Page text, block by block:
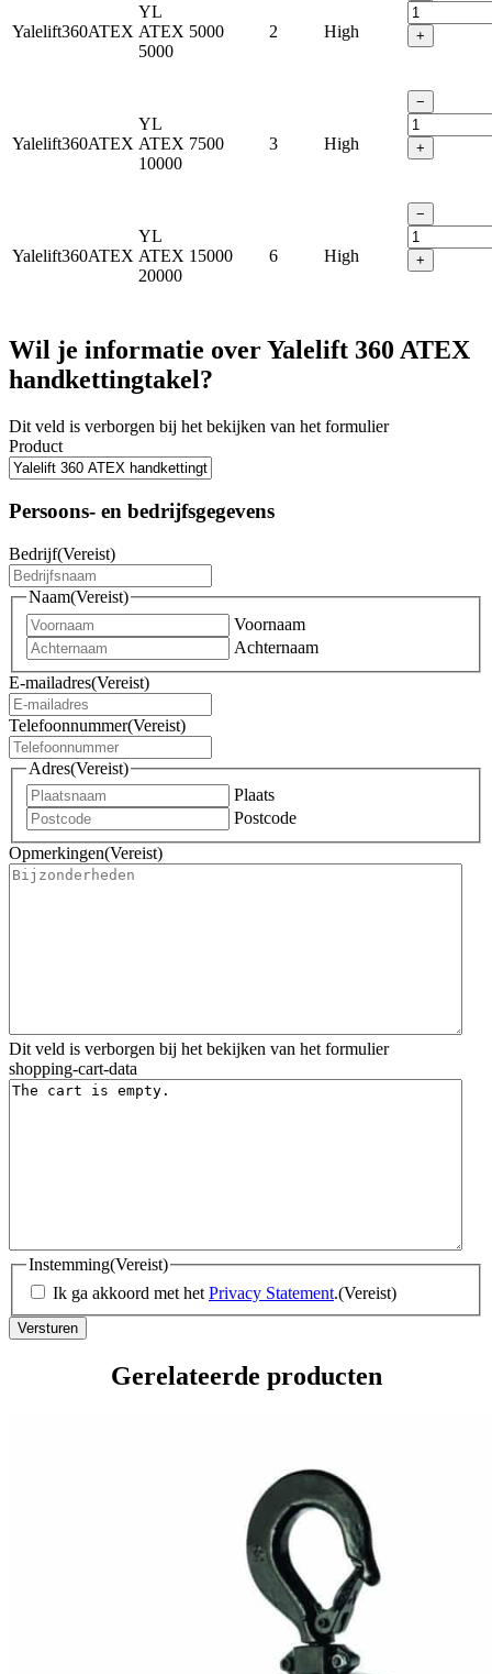
Yalelift360ATEX
YL
ATEX
5000
5000 2 High +
Yalelift360ATEX
YL
ATEX
10000
7500 3 High
−
+
Yalelift360ATEX
YL
ATEX
20000
15000 6 High
−
+
Wil je informatie over Yalelift 360 ATEX
handkettingtakel?
Dit veld is verborgen bij het bekijken van het formulier
Product
Persoons- en bedrijfsgegevens
Bedrijf(Vereist)
Naam(Vereist)
Voornaam
Achternaam
E-mailadres(Vereist)
Telefoonnummer(Vereist)
Adres(Vereist)
Plaats
Postcode
Opmerkingen(Vereist)
Dit veld is verborgen bij het bekijken van het formulier
shopping-cart-data
Instemming(Vereist)
Ik ga akkoord met het Privacy Statement.(Vereist)
Gerelateerde producten